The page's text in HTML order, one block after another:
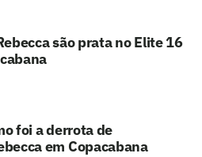
são prata no Elite 16
foi a derrota de
em Copacabana